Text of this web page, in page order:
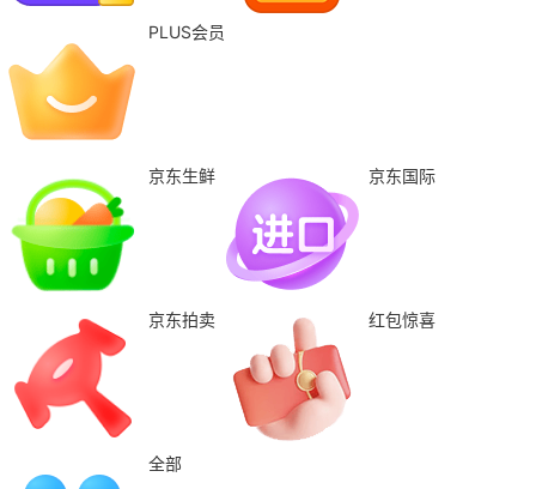
PLUS会员
京东生鲜 京东国际
京东拍卖 红包惊喜
全部